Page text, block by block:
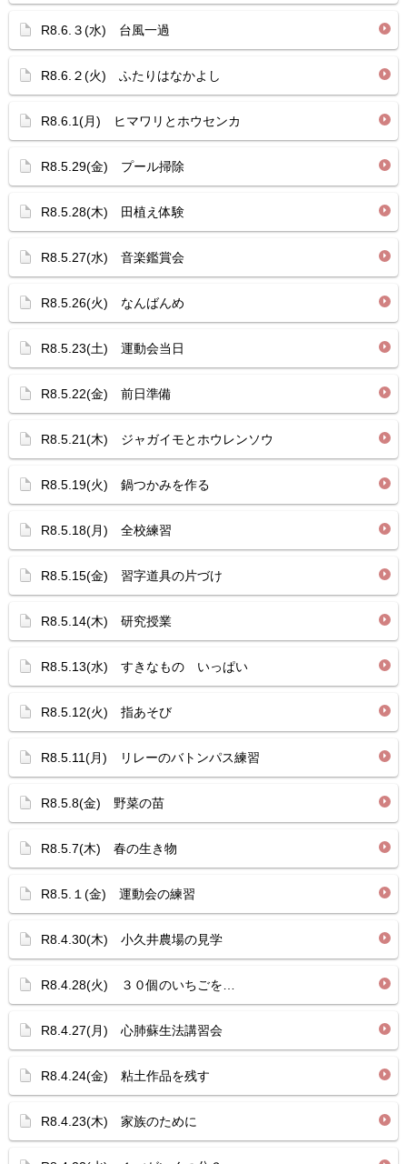
R8.6.３(水) 台風一過
R8.6.２(火) ふたりはなかよし
R8.6.1(月) ヒマワリとホウセンカ
R8.5.29(金) プール掃除
R8.5.28(木) 田植え体験
R8.5.27(水) 音楽鑑賞会
R8.5.26(火) なんばんめ
R8.5.23(土) 運動会当日
R8.5.22(金) 前日準備
R8.5.21(木) ジャガイモとホウレンソウ
R8.5.19(火) 鍋つかみを作る
R8.5.18(月) 全校練習
R8.5.15(金) 習字道具の片づけ
R8.5.14(木) 研究授業
R8.5.13(水) すきなもの いっぱい
R8.5.12(火) 指あそび
R8.5.11(月) リレーのバトンパス練習
R8.5.8(金) 野菜の苗
R8.5.7(木) 春の生き物
R8.5.１(金) 運動会の練習
R8.4.30(木) 小久井農場の見学
R8.4.28(火) ３０個のいちごを…
R8.4.27(月) 心肺蘇生法講習会
R8.4.24(金) 粘土作品を残す
R8.4.23(木) 家族のために